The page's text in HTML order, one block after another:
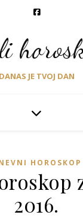
DANAS JE TVOJ DAN
HOROSKOP
2016.